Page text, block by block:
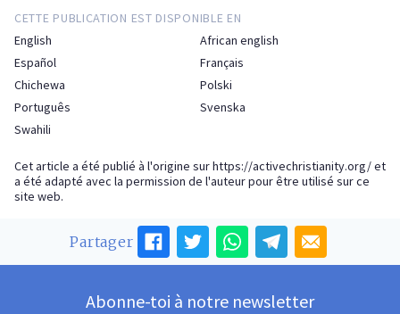
CETTE PUBLICATION EST DISPONIBLE EN
English
African english
Español
Français
Chichewa
Polski
Português
Svenska
Swahili
Cet article a été publié à l'origine surhttps://activechristianity.org/et
a été adapté avec la permission de l'auteur pour être utilisé sur ce
site web.
Partager
Abonne-toi à notre newsletter